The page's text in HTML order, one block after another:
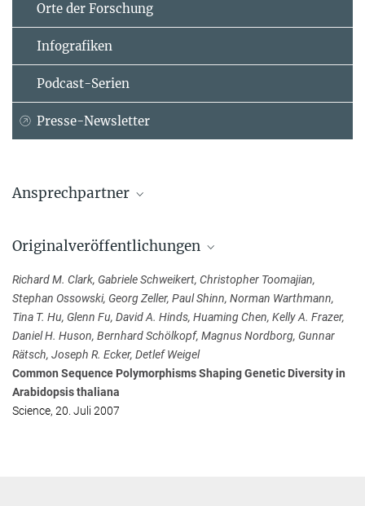
Orte der Forschung
Infografiken
Podcast-Serien
Presse-Newsletter
Ansprechpartner
Max-Planck-Institut für Biologie Tübingen, Tübingen
Originalveröffentlichungen
Richard M. Clark, Gabriele Schweikert, Christopher Toomajian,
Stephan Ossowski, Georg Zeller, Paul Shinn, Norman Warthmann,
Tina T. Hu, Glenn Fu, David A. Hinds, Huaming Chen, Kelly A. Frazer,
Daniel H. Huson, Bernhard Schölkopf, Magnus Nordborg, Gunnar
Rätsch, Joseph R. Ecker, Detlef Weigel
Common Sequence Polymorphisms Shaping Genetic Diversity in
Arabidopsis thaliana
Science, 20. Juli 2007